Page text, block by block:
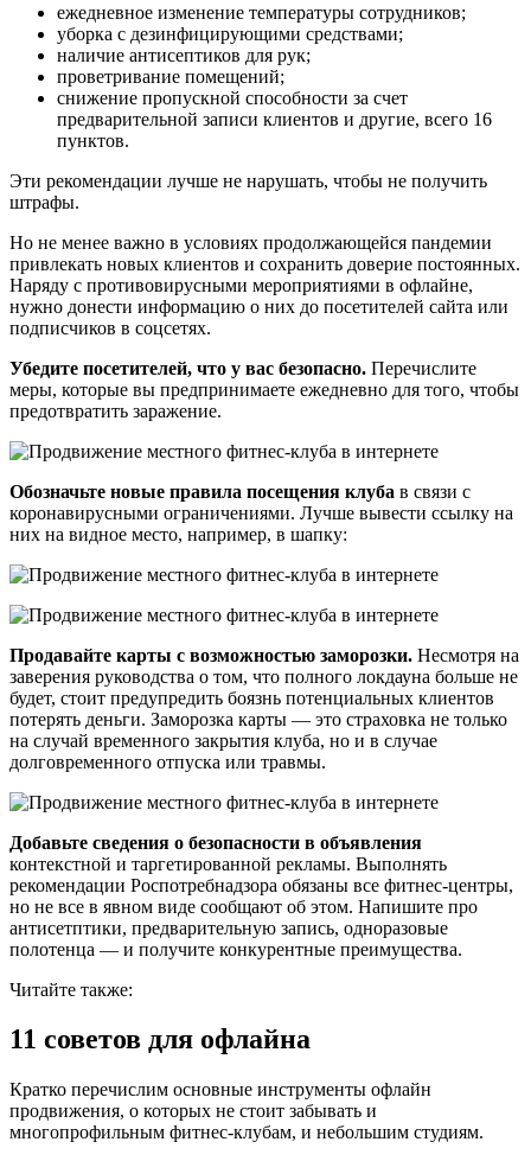
ежедневное изменение температуры сотрудников;
уборка с дезинфицирующими средствами;
наличие антисептиков для рук;
проветривание помещений;
снижение пропускной способности за счет
предварительной записи клиентов и другие, всего 16
пунктов.
Эти рекомендации лучше не нарушать, чтобы не получить
штрафы.
Но не менее важно в условиях продолжающейся пандемии
привлекать новых клиентов и сохранить доверие постоянных.
Наряду с противовирусными мероприятиями в офлайне,
нужно донести информацию о них до посетителей сайта или
подписчиков в соцсетях.
Убедите посетителей, что у вас безопасно. Перечислите
меры, которые вы предпринимаете ежедневно для того, чтобы
предотвратить заражение.
Обозначьте новые правила посещения клуба в связи с
коронавирусными ограничениями. Лучше вывести ссылку на
них на видное место, например, в шапку:
Продавайте карты с возможностью заморозки. Несмотря на
заверения руководства о том, что полного локдауна больше не
будет, стоит предупредить боязнь потенциальных клиентов
потерять деньги. Заморозка карты — это страховка не только
на случай временного закрытия клуба, но и в случае
долговременного отпуска или травмы.
Добавьте сведения о безопасности в объявления
контекстной и таргетированной рекламы. Выполнять
рекомендации Роспотребнадзора обязаны все фитнес-центры,
но не все в явном виде сообщают об этом. Напишите про
антисетптики, предварительную запись, одноразовые
полотенца — и получите конкурентные преимущества.
Читайте также:
11 советов для офлайна
Кратко перечислим основные инструменты офлайн
продвижения, о которых не стоит забывать и
многопрофильным фитнес-клубам, и небольшим студиям.